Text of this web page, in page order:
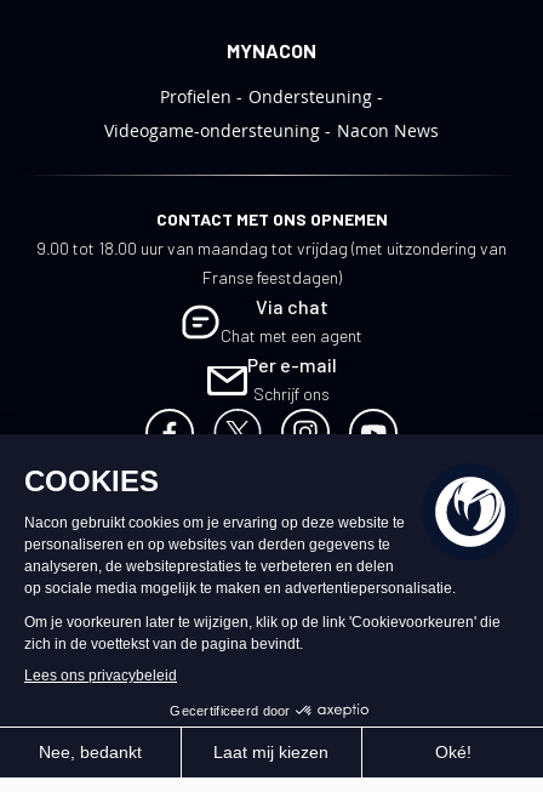
MYNACON
Profielen
Ondersteuning
Videogame-ondersteuning
Nacon News
CONTACT MET ONS OPNEMEN
9.00 tot 18.00 uur van maandag tot vrijdag (met uitzondering van
Franse feestdagen)
Via chat
Chat met een agent
Per e-mail
Schrijf ons
NL
©2026 – Nacon | NACON™ is een
geregistreerd handelsmerk. Alle rechten